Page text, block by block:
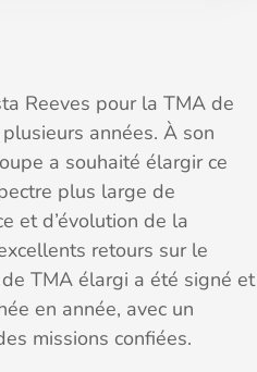
Reeves pour la TMA de
années. À son
a souhaité élargir ce
plus large de
et d’évolution de la
retours sur le
TMA élargi a été signé et
en année, avec un
missions confiées.